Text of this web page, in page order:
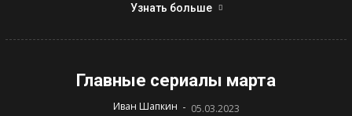
Узнать больше
Главные сериалы марта
Иван Шапкин - 05.03.2023